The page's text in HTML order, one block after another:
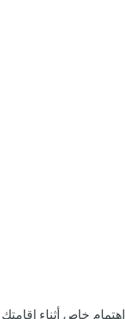
اهتمام خاص أثناء إقامتك